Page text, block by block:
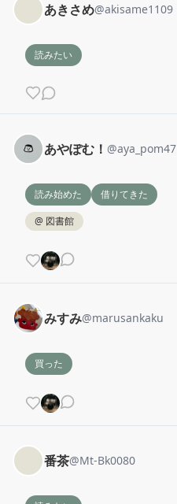
あきさめ@akisame1109
読みたい
あやぽむ！ @aya_pom47
読み始めた
借りてきた
@ 図書館
みすみ@marusankaku
買った
番茶@Mt-Bk0080